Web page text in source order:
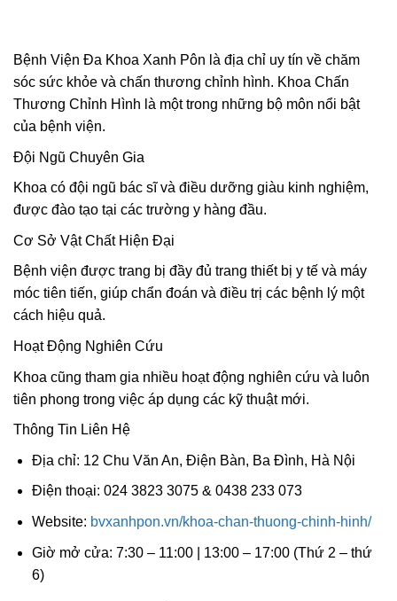
Bệnh Viện Đa Khoa Xanh Pôn là địa chỉ uy tín về chăm
sóc sức khỏe và chấn thương chỉnh hình. Khoa Chấn
Thương Chỉnh Hình là một trong những bộ môn nổi bật
của bệnh viện.
Đội Ngũ Chuyên Gia
Khoa có đội ngũ bác sĩ và điều dưỡng giàu kinh nghiệm,
được đào tạo tại các trường y hàng đầu.
Cơ Sở Vật Chất Hiện Đại
Bệnh viện được trang bị đầy đủ trang thiết bị y tế và máy
móc tiên tiến, giúp chẩn đoán và điều trị các bệnh lý một
cách hiệu quả.
Hoạt Động Nghiên Cứu
Khoa cũng tham gia nhiều hoạt động nghiên cứu và luôn
tiên phong trong việc áp dụng các kỹ thuật mới.
Thông Tin Liên Hệ
Địa chỉ: 12 Chu Văn An, Điện Bàn, Ba Đình, Hà Nội
Điện thoại: 024 3823 3075 & 0438 233 073
Website: bvxanhpon.vn/khoa-chan-thuong-chinh-hinh/
Giờ mở cửa: 7:30 – 11:00 | 13:00 – 17:00 (Thứ 2 – thứ
6)